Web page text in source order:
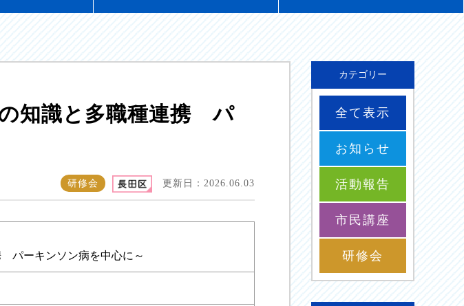
知識と多職種連携 パ
研修会 更新日：2026.06.03
パーキンソン病を中心に～
カテゴリー
全て表示
お知らせ
活動報告
市民講座
研修会